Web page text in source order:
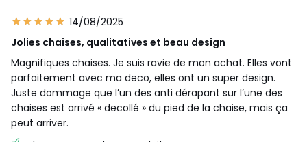
14/08/2025
Jolies chaises, qualitatives et beau design
Magnifiques chaises. Je suis ravie de mon achat. Elles vont
parfaitement avec ma deco, elles ont un super design.
Juste dommage que l’un des anti dérapant sur l’une des
chaises est arrivé « decollé » du pied de la chaise, mais ça
peut arriver.